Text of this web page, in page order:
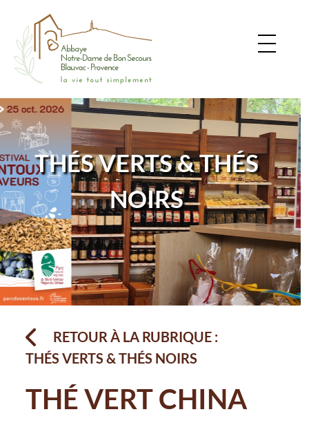
THÉS VERTS & THÉS
NOIRS
RETOUR À LA RUBRIQUE :
THÉS VERTS & THÉS NOIRS
THÉ VERT CHINA